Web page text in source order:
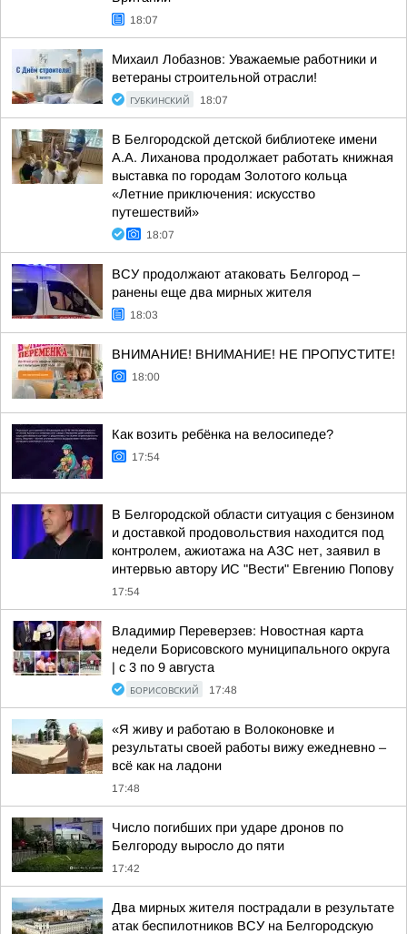
18:07
Михаил Лобазнов: Уважаемые работники и
ветераны строительной отрасли!
ГУБКИНСКИЙ 18:07
В Белгородской детской библиотеке имени
А.А. Лиханова продолжает работать книжная
выставка по городам Золотого кольца
«Летние приключения: искусство
путешествий»
18:07
ВСУ продолжают атаковать Белгород –
ранены еще два мирных жителя
18:03
ВНИМАНИЕ! ВНИМАНИЕ! НЕ ПРОПУСТИТЕ!
18:00
Как возить ребёнка на велосипеде?
17:54
В Белгородской области ситуация с бензином
и доставкой продовольствия находится под
контролем, ажиотажа на АЗС нет, заявил в
интервью автору ИС "Вести" Евгению Попову
17:54
Владимир Переверзев: Новостная карта
недели Борисовского муниципального округа
| с 3 по 9 августа
БОРИСОВСКИЙ 17:48
«Я живу и работаю в Волоконовке и
результаты своей работы вижу ежедневно –
всё как на ладони
17:48
Число погибших при ударе дронов по
Белгороду выросло до пяти
17:42
Два мирных жителя пострадали в результате
атак беспилотников ВСУ на Белгородскую